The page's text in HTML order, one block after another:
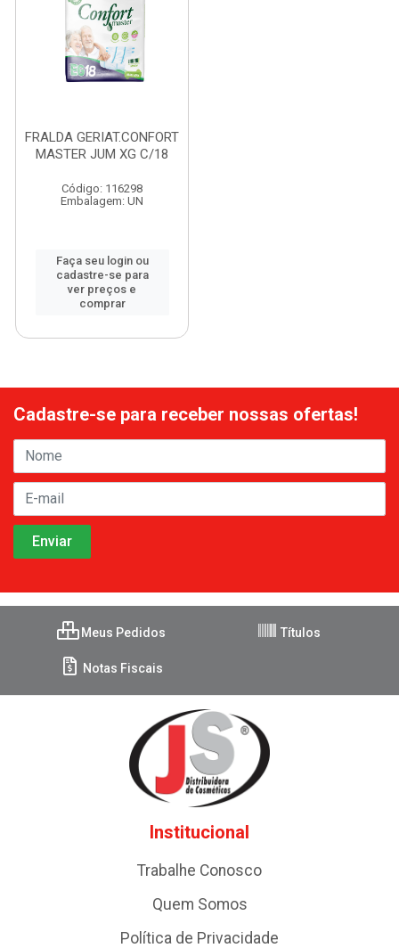
FRALDA GERIAT.CONFORT
MASTER JUM XG C/18
Código: 116298
Embalagem: UN
Faça seu login ou
cadastre-se para
ver preços e
comprar
Cadastre-se para receber nossas ofertas!
Meus Pedidos Títulos
Notas Fiscais
Institucional
Trabalhe Conosco
Quem Somos
Política de Privacidade